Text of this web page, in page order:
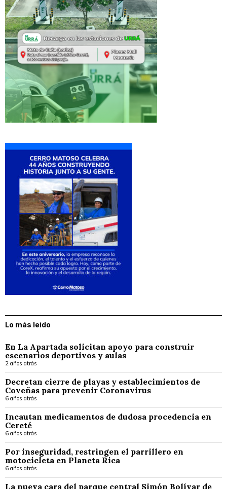
Lo más leído
En La Apartada solicitan apoyo para construir
escenarios deportivos y aulas
2 años atrás
Decretan cierre de playas y establecimientos de
Coveñas para prevenir Coronavirus
6 años atrás
Incautan medicamentos de dudosa procedencia en
Cereté
6 años atrás
Por inseguridad, restringen el parrillero en
motocicleta en Planeta Rica
6 años atrás
La nueva cara del parque central Simón Bolívar de